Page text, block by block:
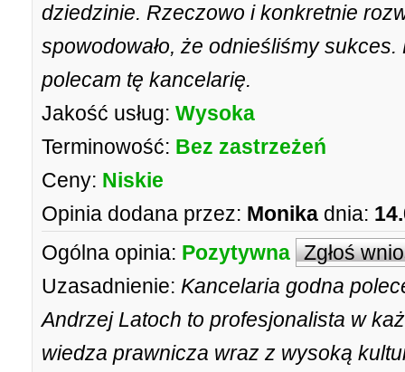
dziedzinie. Rzeczowo i konkretnie
spowodowało, że odnieśliśmy
polecam tę kancelarię.
Jakość usług: Wysoka
Terminowość: Bez zastrzeżeń
Ceny: Niskie
Opinia dodana przez: Monika dnia:
Ogólna opinia: Pozytywna Zgłoś
Uzasadnienie: Kancelaria godna
Andrzej Latoch to profesjonalista w
wiedza prawnicza wraz z wysoką